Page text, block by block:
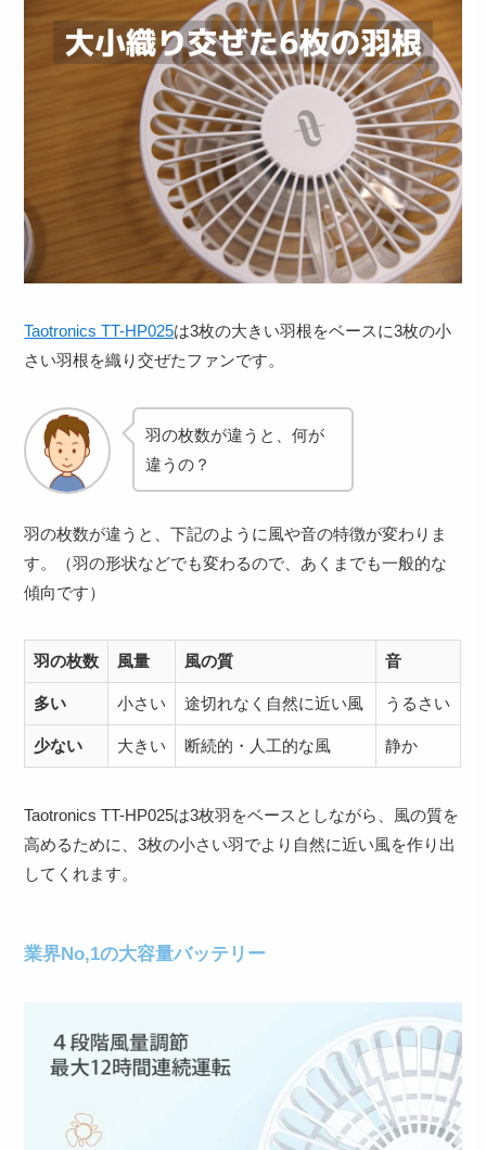
Taotronics TT-HP025は3枚の大きい羽根をベースに3枚の小
さい羽根を織り交ぜたファンです。
羽の枚数が違うと、何が
違うの？
羽の枚数が違うと、下記のように風や音の特徴が変わりま
す。（羽の形状などでも変わるので、あくまでも一般的な
傾向です）
羽の枚数 風量 風の質 音
多い 小さい 途切れなく自然に近い風 うるさい
少ない 大きい 断続的・人工的な風 静か
Taotronics TT-HP025は3枚羽をベースとしながら、風の質を
高めるために、3枚の小さい羽でより自然に近い風を作り出
してくれます。
業界No,1の大容量バッテリー